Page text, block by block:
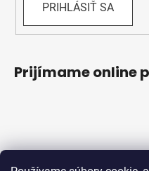
PRIHLÁSIŤ SA
Prijímame online